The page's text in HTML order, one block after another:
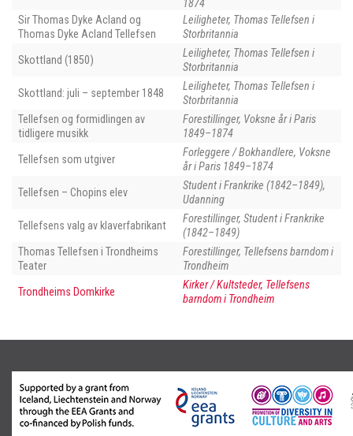
1874
Sir Thomas Dyke Acland og
Thomas Dyke Acland Tellefsen
Leiligheter, Thomas Tellefsen i
Storbritannia
Skottland (1850)
Leiligheter, Thomas Tellefsen i
Storbritannia
Skottland: juli – september 1848
Leiligheter, Thomas Tellefsen i
Storbritannia
Tellefsen og formidlingen av
tidligere musikk
Forestillinger, Voksne år i Paris
1849–1874
Tellefsen som utgiver
Forleggere / Bokhandlere, Voksne
år i Paris 1849–1874
Tellefsen – Chopins elev
Student i Frankrike (1842–1849),
Udanning
Tellefsens valg av klaverfabrikant
Forestillinger, Student i Frankrike
(1842–1849)
Thomas Tellefsen i Trondheims
Teater
Forestillinger, Tellefsens barndom i
Trondheim
Trondheims Domkirke
Kirker / Kultsteder, Tellefsens
barndom i Trondheim